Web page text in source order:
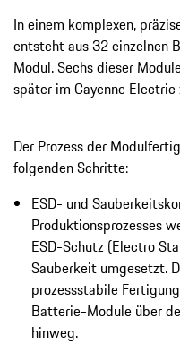
In einem komplexen,
entsteht aus 32 einzelnen
Modul. Sechs dieser
später im Cayenne
Der Prozess der
folgenden Schritte:
ESD- und
Produktionsprozesses
ESD-Schutz (Electro
Sauberkeit umgesetzt.
prozessstabile
Batterie-Module über
hinweg.